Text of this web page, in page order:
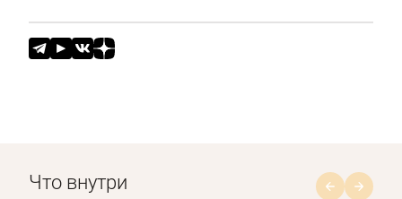
Что внутри